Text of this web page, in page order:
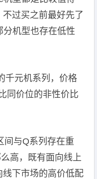
过买之前最好先了
机型也存在低性
千元机系列，价格
同价位的非性价比
间与Q系列存在重
高，既有面向线上
下市场的高价低配